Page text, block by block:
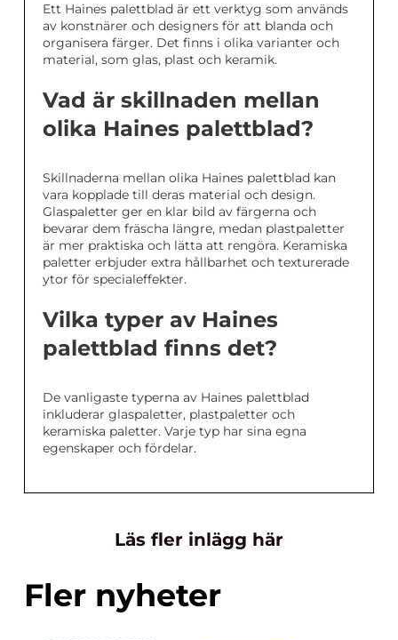
Ett Haines palettblad är ett verktyg som används
av konstnärer och designers för att blanda och
organisera färger. Det finns i olika varianter och
material, som glas, plast och keramik.
Vad är skillnaden mellan
olika Haines palettblad?
Skillnaderna mellan olika Haines palettblad kan
vara kopplade till deras material och design.
Glaspaletter ger en klar bild av färgerna och
bevarar dem fräscha längre, medan plastpaletter
är mer praktiska och lätta att rengöra. Keramiska
paletter erbjuder extra hållbarhet och texturerade
ytor för specialeffekter.
Vilka typer av Haines
palettblad finns det?
De vanligaste typerna av Haines palettblad
inkluderar glaspaletter, plastpaletter och
keramiska paletter. Varje typ har sina egna
egenskaper och fördelar.
Läs fler inlägg här
Fler nyheter